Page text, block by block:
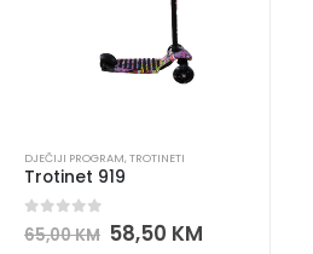
DJEČIJI PROGRAM,TROTINETI
Trotinet 919
0 out of 5
65,00KM 58,50 KM